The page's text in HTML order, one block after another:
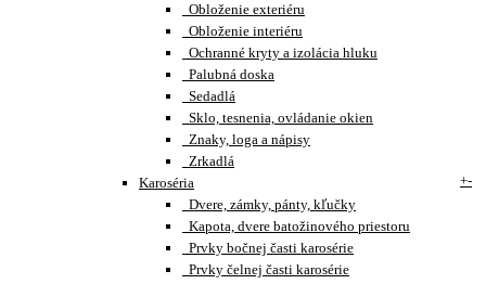
Obloženie exteriéru
Obloženie interiéru
Ochranné kryty a izolácia hluku
Palubná doska
Sedadlá
Sklo, tesnenia, ovládanie okien
Znaky, loga a nápisy
Zrkadlá
Karoséria
+-
Dvere, zámky, pánty, kľučky
Kapota, dvere batožinového priestoru
Prvky bočnej časti karosérie
Prvky čelnej časti karosérie